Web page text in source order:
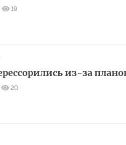
19
из-за
20